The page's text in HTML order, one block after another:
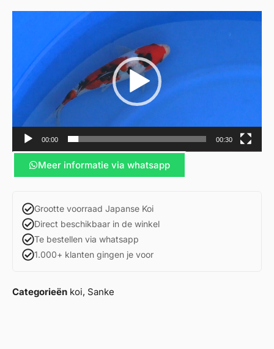
00:00 00:30
Meer informatie via whatsapp
Grootte voorraad Japanse Koi
Direct beschikbaar in de winkel
Te bestellen via whatsapp
1.000+ klanten gingen je voor
Categorieën koi, Sanke